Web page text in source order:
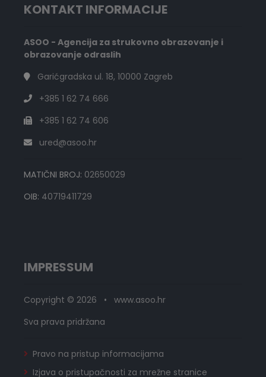
KONTAKT INFORMACIJE
ASOO - Agencija za strukovno obrazovanje i
obrazovanje odraslih
Garićgradska ul. 18, 10000 Zagreb
+385 1 62 74 666
+385 1 62 74 606
ured@asoo.hr
MATIČNI BROJ: 02650029
OIB: 40719411729
IMPRESSUM
Copyright © 2026 • www.asoo.hr
Sva prava pridržana
Pravo na pristup informacijama
Izjava o pristupačnosti za mrežne stranice